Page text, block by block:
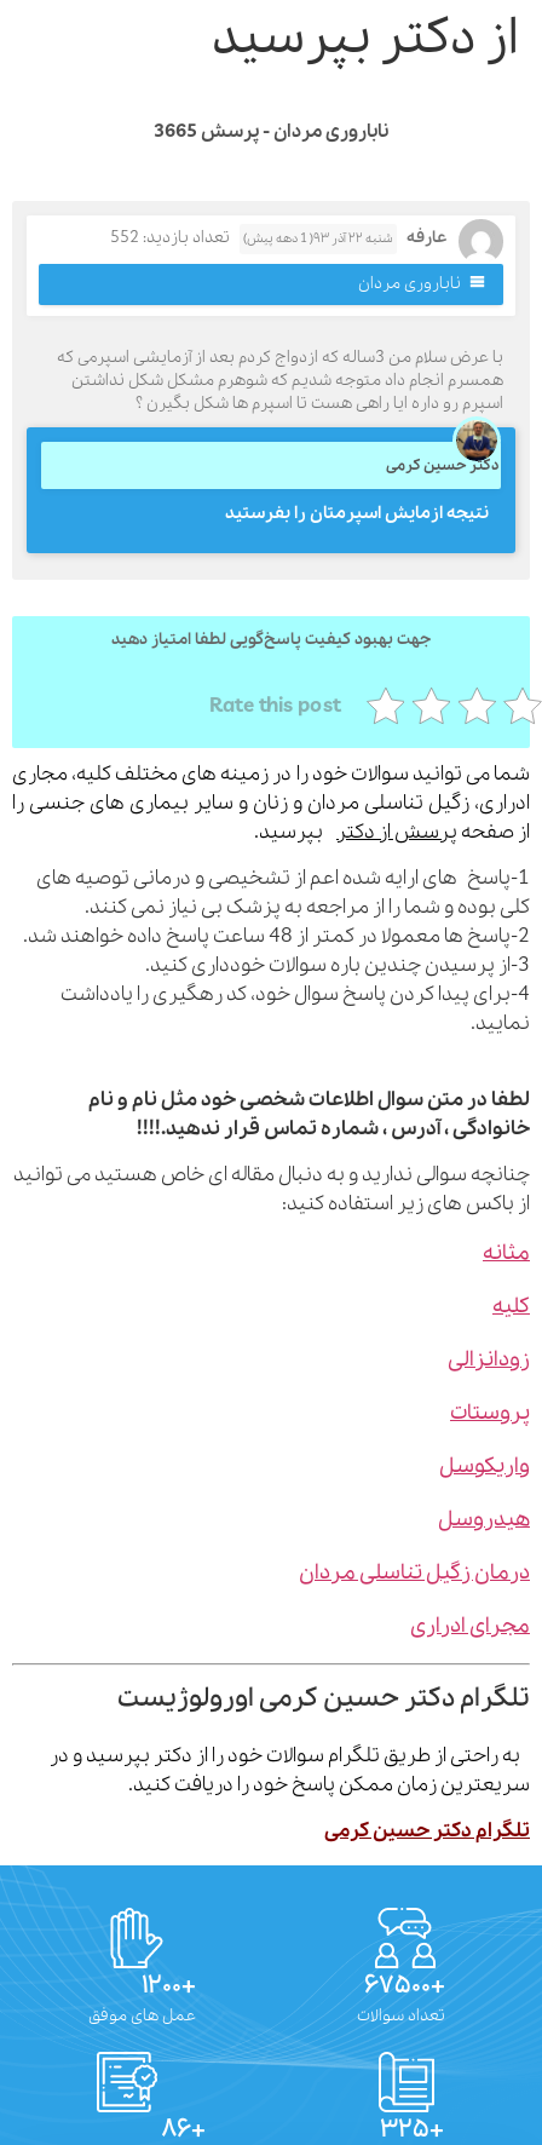
دکتر بپرسید
ناباروری مردان - پرسش 3665
عارفه شنبه ۲۲ آذر ۹۳( 1 دهه پیش)
تعداد بازدید: 552
ناباروری مردان
با عرض سلام من 3ساله که ازدواج کردم بعد از آزمایشی اسپرمی که
انجام داد متوجه شدیم که شوهرم مشکل شکل نداشتن
رو داره ایا راهی هست تا اسپرم ها شکل بگیرن ؟
دکتر حسین کرمی
نتيجه ازمايش اسپرمتان را بفرستيد
جهت بهبود کیفیت پاسخ‌گویی لطفا امتیاز دهید
Rate this post
توانید سوالات خود را در زمینه های مختلف کلیه، مجاری
زگیل تناسلی مردان و زنان و سایر بیماری های جنسی را
پرسش از دکتربپرسید.
های ارایه شده اعم از تشخیصی و درمانی توصیه های
و شما را از مراجعه به پزشک بی نیاز نمی کنند.
پیدا کردن پاسخ سوال خود، کد رهگیری را یادداشت
در متن سوال اطلاعات شخصی خود مثل نام و نام
، آدرس ، شماره تماس قرار ندهید.!!!!
سوالی ندارید و به دنبال مقاله ای خاص هستید می توانید
های زیر استفاده کنید:
زگیل تناسلی مردان
ادراری
دکتر حسین کرمی اورولوژیست
از طریق تلگرام سوالات خود را از دکتر بپرسید و در
زمان ممکن پاسخ خود را دریافت کنید.
دکتر حسین کرمی
تعداد سوالات عمل های موفق
ارسال
قدرت گرفته از همیارسیستم